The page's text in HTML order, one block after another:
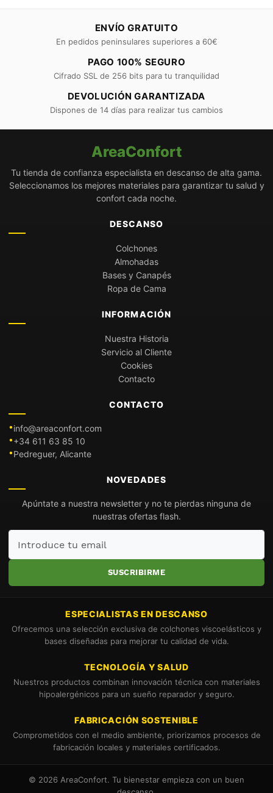
ENVÍO GRATUITO
En pedidos peninsulares superiores a 60€
PAGO 100% SEGURO
Cifrado SSL de 256 bits para tu tranquilidad
DEVOLUCIÓN GARANTIZADA
Dispones de 14 días para realizar tus cambios
AreaConfort
Tu tienda de confianza especialista en descanso de alta gama.
Seleccionamos los mejores materiales para garantizar tu salud y
confort cada noche.
DESCANSO
Colchones
Almohadas
Bases y Canapés
Ropa de Cama
INFORMACIÓN
Nuestra Historia
Servicio al Cliente
Cookies
Contacto
CONTACTO
info@areaconfort.com
+34 611 63 85 10
Pedreguer, Alicante
NOVEDADES
Apúntate a nuestra newsletter y no te pierdas ninguna de
nuestras ofertas flash.
Introduce
email
SUSCRIBIRME
ESPECIALISTAS EN DESCANSO
Ofrecemos una selección exclusiva de colchones viscoelásticos y
bases diseñadas para mejorar tu calidad de vida.
TECNOLOGÍA Y SALUD
Nuestros productos combinan innovación técnica con materiales
hipoalergénicos para un sueño reparador y seguro.
FABRICACIÓN SOSTENIBLE
Comprometidos con el medio ambiente, priorizamos procesos de
fabricación locales y materiales certificados.
© 2026 AreaConfort. Tu bienestar empieza con un buen